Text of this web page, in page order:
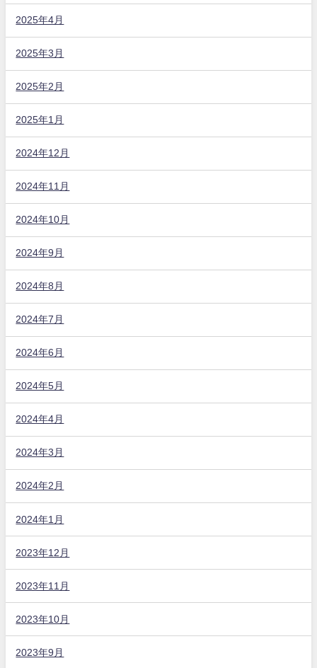
2025年4月
2025年3月
2025年2月
2025年1月
2024年12月
2024年11月
2024年10月
2024年9月
2024年8月
2024年7月
2024年6月
2024年5月
2024年4月
2024年3月
2024年2月
2024年1月
2023年12月
2023年11月
2023年10月
2023年9月